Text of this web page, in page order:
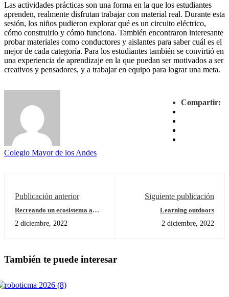
Las actividades prácticas son una forma en la que los estudiantes
aprenden, realmente disfrutan trabajar con material real. Durante esta
sesión, los niños pudieron explorar qué es un circuito eléctrico,
cómo construirlo y cómo funciona. También encontraron interesante
probar materiales como conductores y aislantes para saber cuál es el
mejor de cada categoría. Para los estudiantes también se convirtió en
una experiencia de aprendizaje en la que puedan ser motivados a ser
creativos y pensadores, y a trabajar en equipo para lograr una meta.
Compartir:
Colegio Mayor de los Andes
Publicación anterior
Recreando un ecosistema a
2 diciembre, 2022
Siguiente publicación
Learning outdoors
2 diciembre, 2022
También te puede interesar